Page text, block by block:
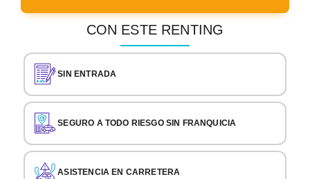
CON ESTE RENTING
SIN ENTRADA
SEGURO A TODO RIESGO SIN FRANQUICIA
ASISTENCIA EN CARRETERA